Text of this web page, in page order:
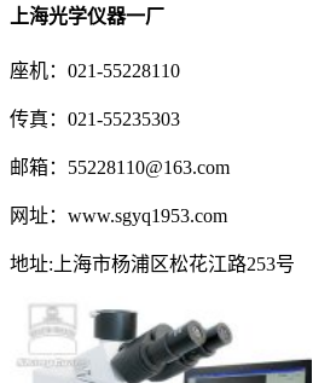
上海光学仪器一厂
座机：021-55228110
传真：021-55235303
邮箱：55228110@163.com
网址：www.sgyq1953.com
地址:上海市杨浦区松花江路253号